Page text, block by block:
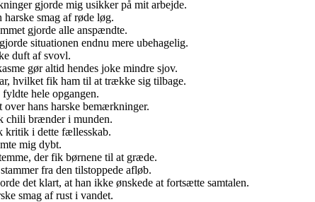
gjorde mig usikker på mit arbejde.
harske smag af røde løg.
gjorde alle anspændte.
situationen endnu mere ubehagelig.
duft af svovl.
gør altid hendes joke mindre sjov.
hvilket fik ham til at trække sig tilbage.
hele opgangen.
over hans harske bemærkninger.
chili brænder i munden.
kritik i dette fællesskab.
mig dybt.
der fik børnene til at græde.
fra den tilstoppede afløb.
det klart, at han ikke ønskede at fortsætte samtalen.
smag af rust i vandet.